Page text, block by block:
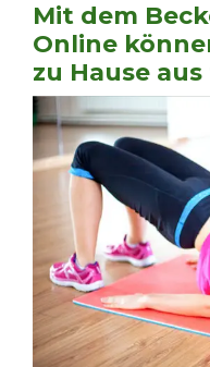
Mit dem
Online
zu Hause